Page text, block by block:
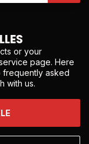
or your
page. Here
frequently asked
with us.